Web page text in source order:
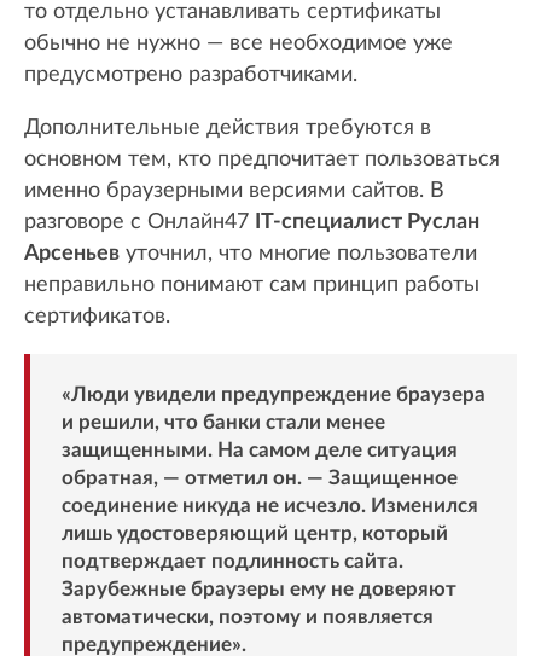
то отдельно устанавливать сертификаты
обычно не нужно — все необходимое уже
предусмотрено разработчиками.
Дополнительные действия требуются в
основном тем, кто предпочитает пользоваться
именно браузерными версиями сайтов. В
разговоре с Онлайн47
IT-специалист Руслан
Арсеньев уточнил, что многие пользователи
неправильно понимают сам принцип работы
сертификатов.
«Люди увидели предупреждение браузера
и решили, что банки стали менее
защищенными. На самом деле ситуация
обратная, — отметил он. — Защищенное
соединение никуда не исчезло. Изменился
лишь удостоверяющий центр, который
подтверждает подлинность сайта.
Зарубежные браузеры ему не доверяют
автоматически, поэтому и появляется
предупреждение».